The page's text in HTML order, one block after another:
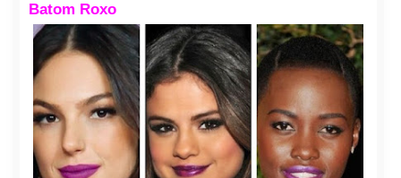
Batom Roxo